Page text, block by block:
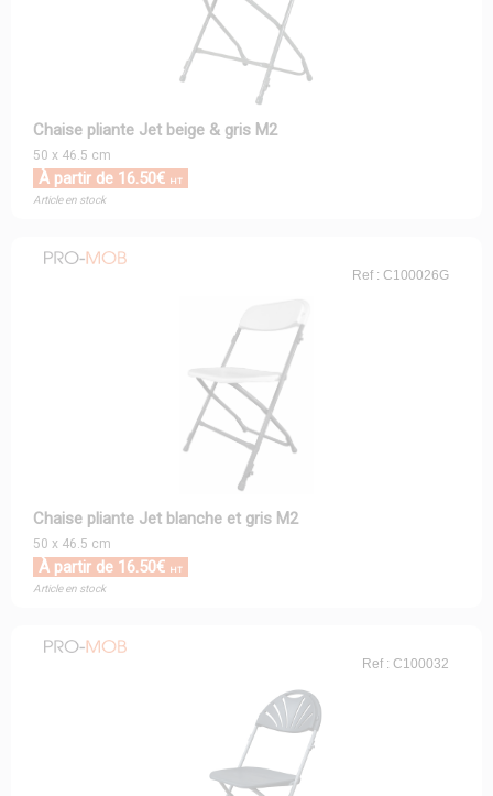
Chaise pliante Jet beige & gris M2
50 x 46.5 cm
À partir de 16.50€ HT
Article en stock
Ref : C100026G
Chaise pliante Jet blanche et gris M2
50 x 46.5 cm
À partir de 16.50€ HT
Article en stock
Ref : C100032